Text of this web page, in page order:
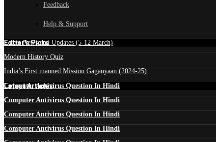
Feedback
Help & Support
Edtior's Picks
Latest News and Updates (5-12 March)
Modern History Quiz
India’s First manned Mission Gaganyaan (2024-25)
Latest Articles
Computer Antivirus Question In Hindi
Computer Antivirus Question In Hindi
Computer Antivirus Question In Hindi
Computer Antivirus Question In Hindi